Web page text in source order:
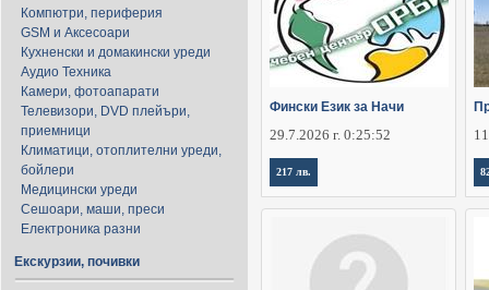
Компютри, периферия
GSM и Аксесоари
Кухненски и домакински уреди
Аудио Техника
Камери, фотоапарати
Телевизори, DVD плейъри,
приемници
Климатици, отоплителни уреди,
бойлери
Медицински уреди
Сешоари, маши, преси
Електроника разни
Екскурзии, почивки
Фински Език за Начи
29.7.2026 г. 0:25:52
217 лв.